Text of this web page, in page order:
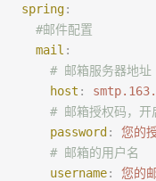
spring:
  #邮件配置
  mail
:
    # 邮箱服务器地址
    host
:
# 邮箱授权码，开
    password
:
您的
    # 邮箱的用户名
    username
:
您的